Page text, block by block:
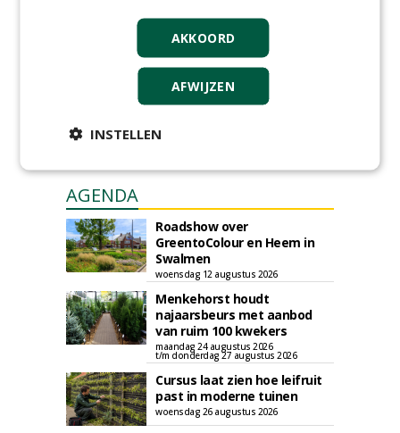
Plaats een gratis advertentie
AGENDA
Roadshow over
GreentoColour en Heem in
Swalmen
woensdag 12 augustus 2026
Menkehorst houdt
najaarsbeurs met aanbod
van ruim 100 kwekers
maandag 24 augustus 2026
t/m donderdag 27 augustus 2026
Cursus laat zien hoe leifruit
past in moderne tuinen
woensdag 26 augustus 2026
AKKOORD
AFWIJZEN
INSTELLEN